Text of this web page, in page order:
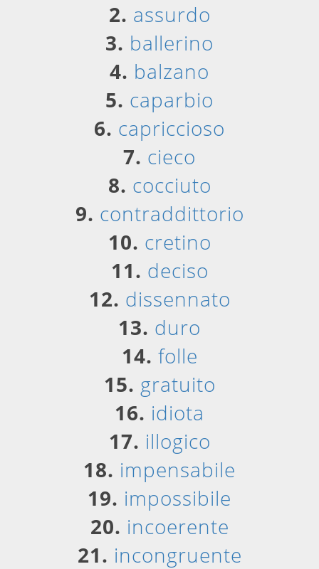
2. assurdo
3. ballerino
4. balzano
5. caparbio
6. capriccioso
7. cieco
8. cocciuto
9. contraddittorio
10. cretino
11. deciso
12. dissennato
13. duro
14. folle
15. gratuito
16. idiota
17. illogico
18. impensabile
19. impossibile
20. incoerente
21. incongruente